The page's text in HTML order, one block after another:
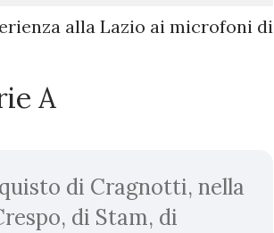
alla Lazio ai microfoni di
A
di Cragnotti, nella
di Stam, di